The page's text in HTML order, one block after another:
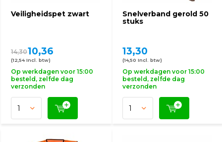
Veiligheidspet zwart
14,3010,36
(12,54 Incl. btw)
Op werkdagen voor 15:00
besteld, zelfde dag
verzonden
Snelverband gerold 50
stuks
13,30
(14,50 Incl. btw)
Op werkdagen voor 15:00
besteld, zelfde dag
verzonden